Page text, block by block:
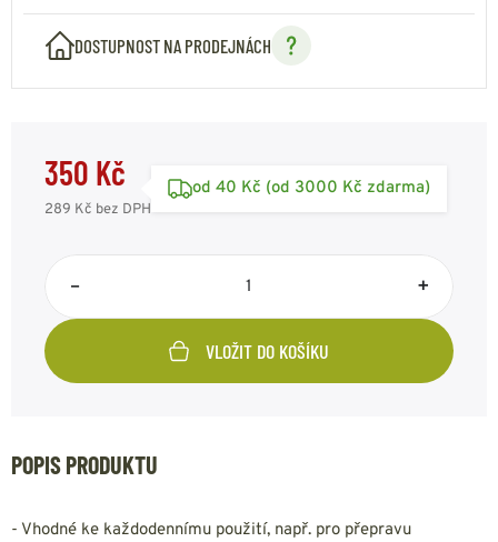
DOSTUPNOST NA PRODEJNÁCH
350 Kč
289 Kč bez DPH
od 40 Kč (od 3000 Kč zdarma)
– +
VLOŽIT DO KOŠÍKU
POPIS PRODUKTU
- Vhodné ke každodennímu použití, např. pro přepravu